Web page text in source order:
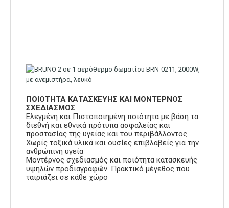
ΠΟΙΟΤΗΤΑ ΚΑΤΑΣΚΕΥΗΣ ΚΑΙ ΜΟΝΤΕΡΝΟΣ
ΣΧΕΔΙΑΣΜΟΣ
Ελεγμένη και Πιστοποιημένη ποιότητα με βάση τα
διεθνή και εθνικά πρότυπα ασφαλείας και
προστασίας της υγείας και του περιβάλλοντος.
Χωρίς τοξικά υλικά και ουσίες επιβλαβείς για την
ανθρώπινη υγεία
Μοντέρνος σχεδιασμός και ποιότητα κατασκευής
υψηλών προδιαγραφών. Πρακτικό μέγεθος που
ταιριάζει σε κάθε χώρο